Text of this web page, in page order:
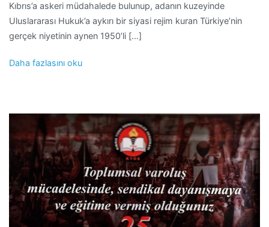
Kıbrıs’a askeri müdahalede bulunup, adanın kuzeyinde
Uluslararası Hukuk’a aykırı bir siyasi rejim kuran Türkiye’nin
gerçek niyetinin aynen 1950’li […]
Daha fazlasını oku